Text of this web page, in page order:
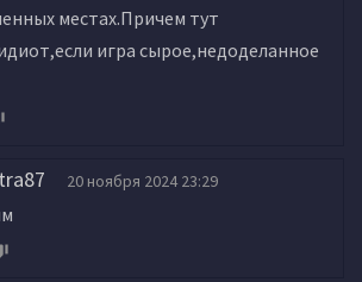
местах.Причем тут
игра сырое,недоделанное
20 ноября 2024 23:29